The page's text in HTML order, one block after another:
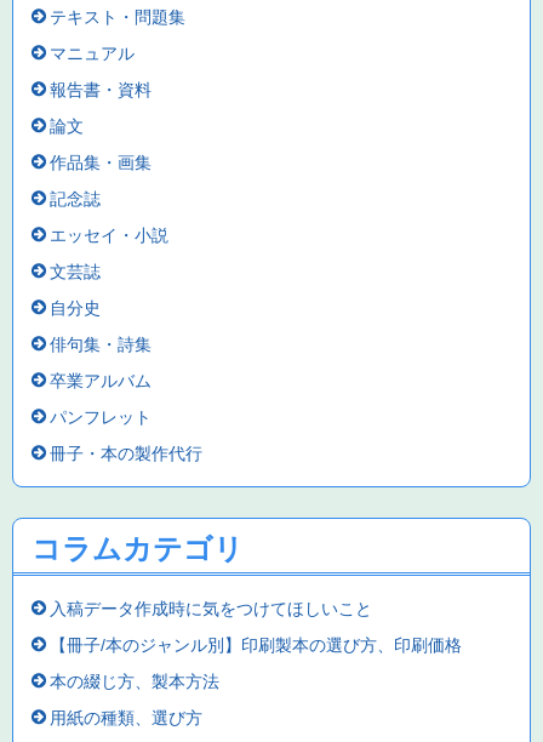
テキスト・問題集
マニュアル
報告書・資料
論文
作品集・画集
記念誌
エッセイ・小説
文芸誌
自分史
俳句集・詩集
卒業アルバム
パンフレット
冊子・本の製作代行
コラムカテゴリ
入稿データ作成時に気をつけてほしいこと
【冊子/本のジャンル別】印刷製本の選び方、印刷価格
本の綴じ方、製本方法
用紙の種類、選び方